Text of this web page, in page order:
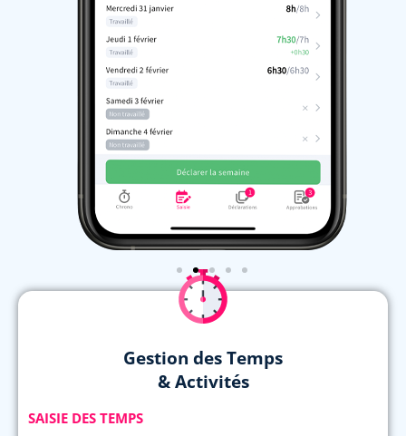
Gestion des Temps
& Activités
SAISIE DES TEMPS